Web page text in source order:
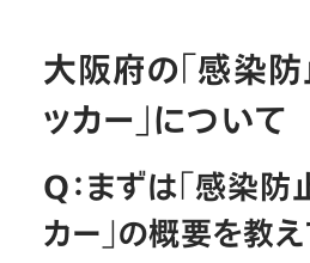
大阪府の「感染
ッカー」について
Q：まずは「感染
カー」の概要を教